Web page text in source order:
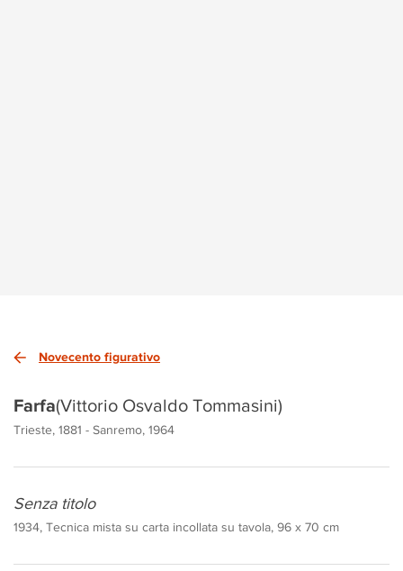
Novecento figurativo
Farfa(Vittorio Osvaldo Tommasini)
Trieste, 1881 - Sanremo, 1964
Senza titolo
1934, Tecnica mista su carta incollata su tavola, 96 x 70 cm